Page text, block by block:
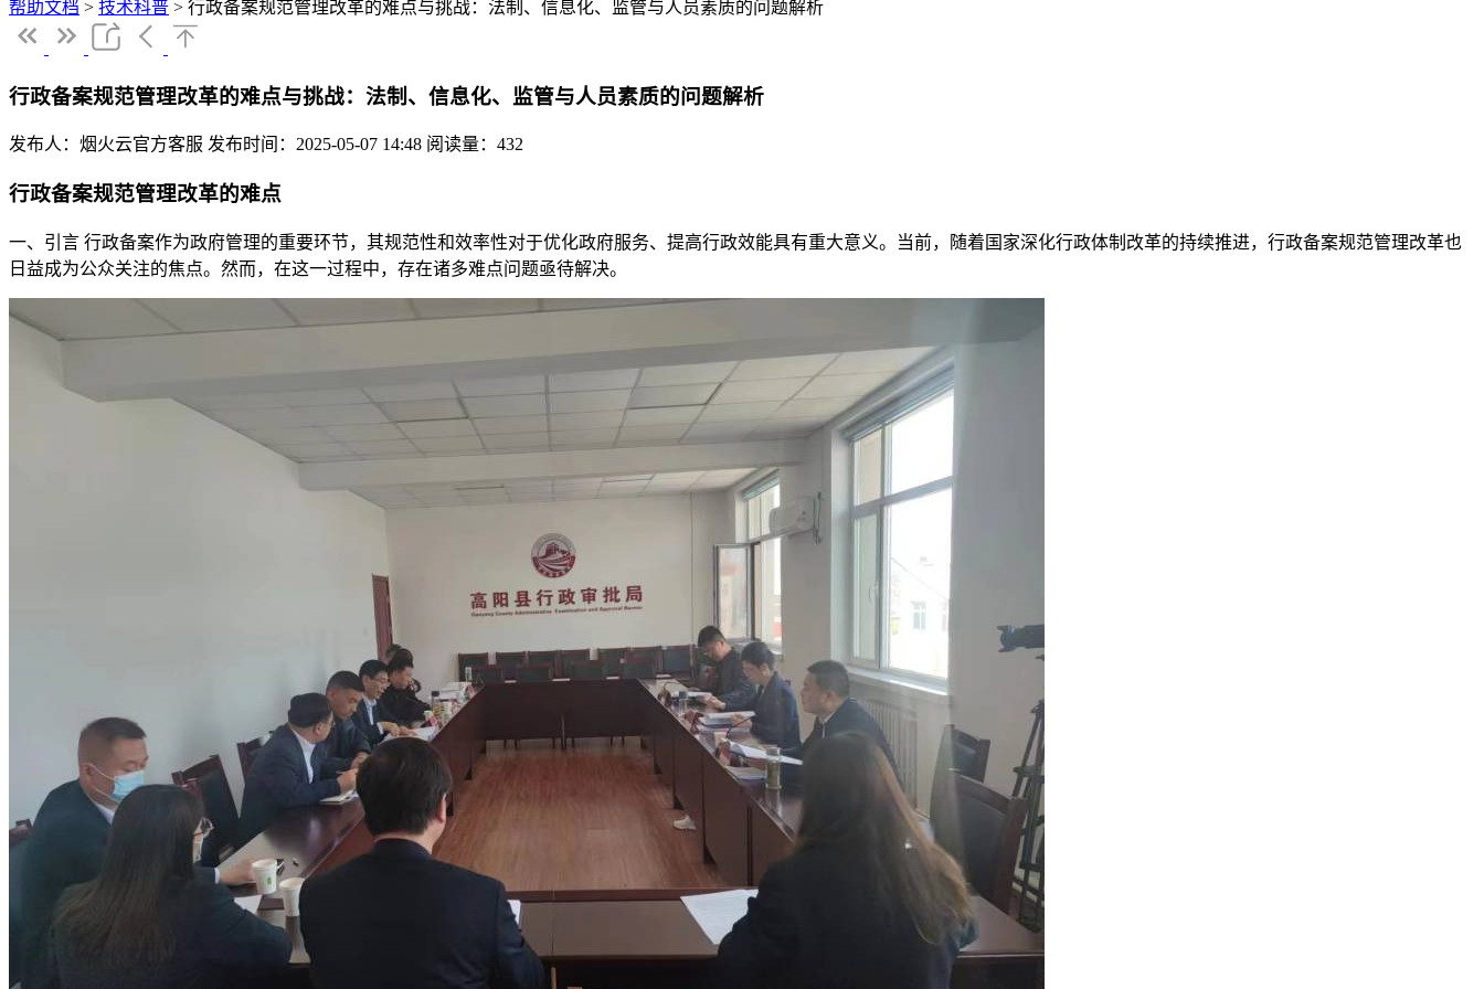
帮助文档 > 技术科普 > 行政备案规范管理改革的难点与挑战：法制、信息化、监管与人员素质的问题解析
行政备案规范管理改革的难点与挑战：法制、信息化、监管与人员素质的问题解析
发布人：烟火云官方客服 发布时间：2025-05-07 14:48 阅读量：432
行政备案规范管理改革的难点
一、引言 行政备案作为政府管理的重要环节，其规范性和效率性对于优化政府服务、提高行政效能具有重大意义。当前，随着国家深化行政体制改革的持续推进，行政备案规范管理改革也
日益成为公众关注的焦点。然而，在这一过程中，存在诸多难点问题亟待解决。